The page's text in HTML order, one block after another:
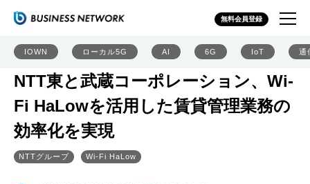
無料会員登録
IOWN ローカル5G AI 6G IoT 通
NTT東と武蔵コーポレーション、Wi-
Fi HaLowを活用した賃貸管理業務の
効率化を実現
NTTグループ Wi-Fi HaLow